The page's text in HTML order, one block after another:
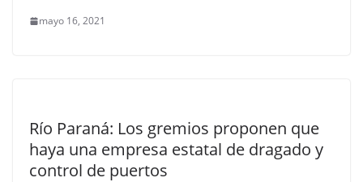
mayo 16, 2021
Río Paraná: Los gremios proponen que
haya una empresa estatal de dragado y
control de puertos